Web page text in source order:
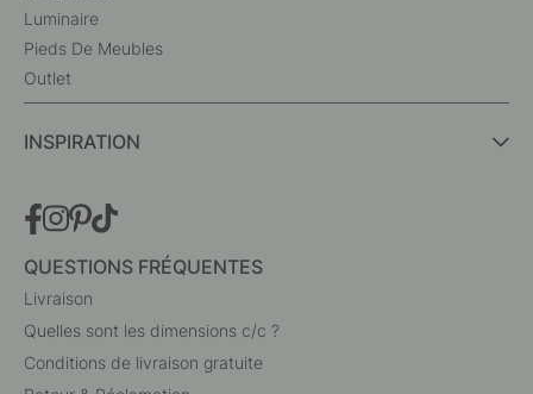
Luminaire
Pieds De Meubles
Outlet
INSPIRATION
QUESTIONS FRÉQUENTES
Livraison
Quelles sont les dimensions c/c ?
Conditions de livraison gratuite